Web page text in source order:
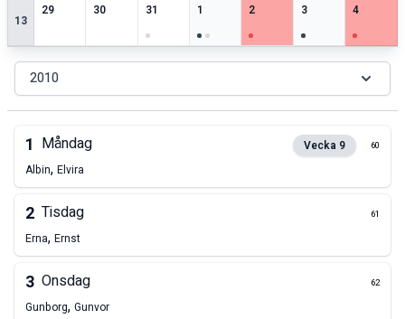
13
29
2speciella datum
30
2speciella datum
31
2speciella datum
14 speciella datum
2
3speciella datum
3
3speciella datum
4
3
2010
1 Måndag Vecka 9 60
Albin, Elvira
2 Tisdag 61
Erna, Ernst
3 Onsdag 62
Gunborg, Gunvor